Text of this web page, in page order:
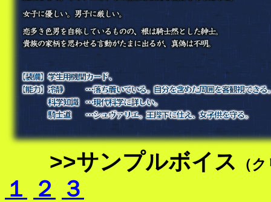
>>サンプルボイス （
１ ２ ３